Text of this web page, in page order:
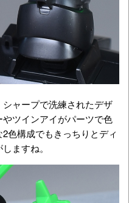
ャープで洗練されたデザ
ツインアイがパーツで色
色構成でもきっちりとディ
ますね。